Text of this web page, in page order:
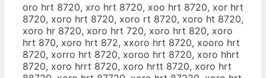
oro hrt 8720, xro hrt 8720, xoo hrt 8720, xor hrt
8720, xoro hrt 8720, xoro rt 8720, xoro ht 8720,
xoro hr 8720, xoro hrt 720, xoro hrt 820, xoro
hrt 870, xoro hrt 872, xxoro hrt 8720, xooro hrt
8720, xorro hrt 8720, xoroo hrt 8720, xoro hhrt
8720, xoro hrrt 8720, xoro hrtt 8720, xoro hrt